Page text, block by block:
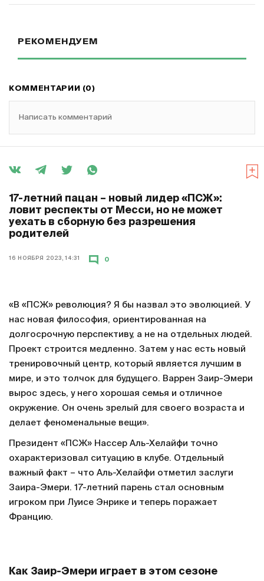
РЕКОМЕНДУЕМ
КОММЕНТАРИИ (0)
Написать комментарий
17-летний пацан – новый лидер «ПСЖ»:
ловит респекты от Месси, но не может
уехать в сборную без разрешения
родителей
16 НОЯБРЯ 2023, 14:31 0
«В «ПСЖ» революция? Я бы назвал это эволюцией. У
нас новая философия, ориентированная на
долгосрочную перспективу, а не на отдельных людей.
Проект строится медленно. Затем у нас есть новый
тренировочный центр, который является лучшим в
мире, и это толчок для будущего. Варрен Заир-Эмери
вырос здесь, у него хорошая семья и отличное
окружение. Он очень зрелый для своего возраста и
делает феноменальные вещи».
Президент «ПСЖ» Нассер Аль-Хелайфи точно
охарактеризовал ситуацию в клубе. Отдельный
важный факт – что Аль-Хелайфи отметил заслуги
Заира-Эмери. 17-летний парень стал основным
игроком при Луисе Энрике и теперь поражает
Францию.
Как Заир-Эмери играет в этом сезоне